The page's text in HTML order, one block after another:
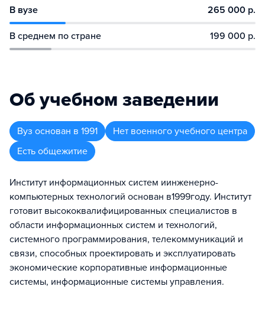
В вузе 265 000 р.
В среднем по стране 199 000 р.
Об учебном заведении
Вуз основан в 1991
Нет военного учебного центра
Есть общежитие
Институт информационных систем иинженерно-
компьютерных технологий основан в1999году. Институт
готовит высококвалифицированных специалистов в
области информационных систем и технологий,
системного программирования, телекоммуникаций и
связи, способных проектировать и эксплуатировать
экономические корпоративные информационные
системы, информационные системы управления.